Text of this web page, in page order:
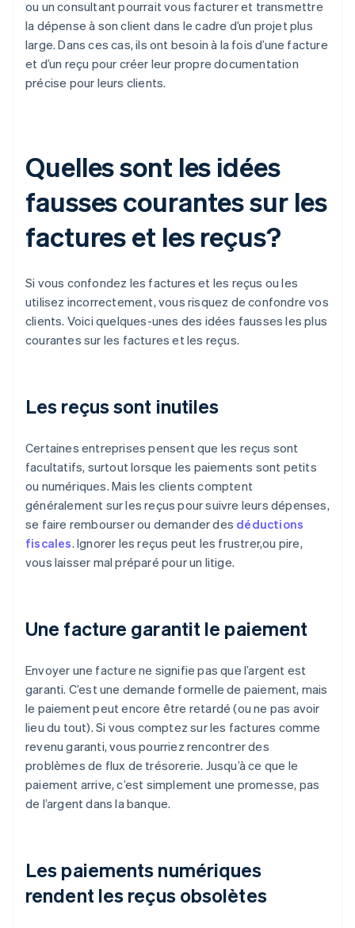
ou un consultant pourrait vous facturer et transmettre
la dépense à son client dans le cadre d’un projet plus
large. Dans ces cas, ils ont besoin à la fois d’une facture
et d’un reçu pour créer leur propre documentation
précise pour leurs clients.
Quelles sont les idées
fausses courantes sur les
factures et les reçus?
Si vous confondez les factures et les reçus ou les
utilisez incorrectement, vous risquez de confondre vos
clients. Voici quelques-unes des idées fausses les plus
courantes sur les factures et les reçus.
Les reçus sont inutiles
Certaines entreprises pensent que les reçus sont
facultatifs, surtout lorsque les paiements sont petits
ou numériques. Mais les clients comptent
généralement sur les reçus pour suivre leurs dépenses,
se faire rembourser ou demander des déductions
fiscales. Ignorer les reçus peut les frustrer,ou pire,
vous laisser mal préparé pour un litige.
Une facture garantit le paiement
Envoyer une facture ne signifie pas que l’argent est
garanti. C’est une demande formelle de paiement, mais
le paiement peut encore être retardé (ou ne pas avoir
lieu du tout). Si vous comptez sur les factures comme
revenu garanti, vous pourriez rencontrer des
problèmes de flux de trésorerie. Jusqu’à ce que le
paiement arrive, c’est simplement une promesse, pas
de l’argent dans la banque.
Les paiements numériques
rendent les reçus obsolètes